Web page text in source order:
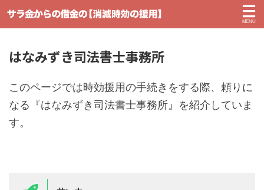
はなみずき司法書士事務所
このページでは時効援用の手続きをする際、頼りに
なる『はなみずき司法書士事務所』を紹介していま
す。